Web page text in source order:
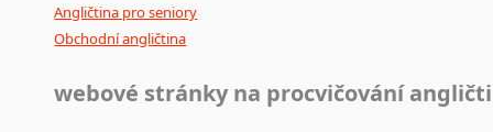
Angličtina pro seniory
Obchodní angličtina
webové stránky na procvičování